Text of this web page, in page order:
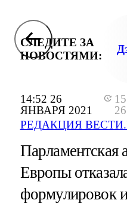
14:52 26
ЯНВАРЯ 2021
РЕДАКЦИЯ
СЛЕДИТЕ ЗА
НОВОСТЯМИ:
Парламентская
Европы
формулировок